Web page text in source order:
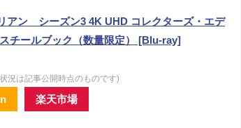
アン シーズン3 4K UHD コレクターズ・エデ
チールブック（数量限定） [Blu-ray]
況は記事公開時点のものです)
楽天市場